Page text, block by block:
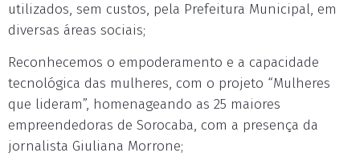
utilizados, sem custos, pela Prefeitura Municipal, em
diversas áreas sociais;
Reconhecemos o empoderamento e a capacidade
tecnológica das mulheres, com o projeto “Mulheres
que lideram”, homenageando as 25 maiores
empreendedoras de Sorocaba, com a presença da
jornalista Giuliana Morrone;